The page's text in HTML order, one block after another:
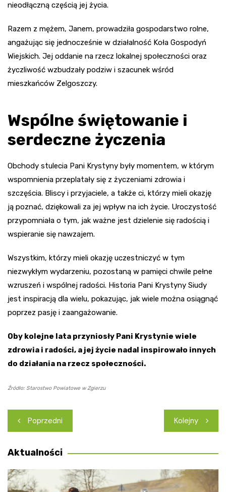
nieodłączną częścią jej życia.
Razem z mężem, Janem, prowadziła gospodarstwo rolne,
angażując się jednocześnie w działalność Koła Gospodyń
Wiejskich. Jej oddanie na rzecz lokalnej społeczności oraz
życzliwość wzbudzały podziw i szacunek wśród
mieszkańców Zelgoszczy.
Wspólne świętowanie i
serdeczne życzenia
Obchody stulecia Pani Krystyny były momentem, w którym
wspomnienia przeplatały się z życzeniami zdrowia i
szczęścia. Bliscy i przyjaciele, a także ci, którzy mieli okazję
ją poznać, dziękowali za jej wpływ na ich życie. Uroczystość
przypomniała o tym, jak ważne jest dzielenie się radością i
wspieranie się nawzajem.
Wszystkim, którzy mieli okazję uczestniczyć w tym
niezwykłym wydarzeniu, pozostaną w pamięci chwile pełne
wzruszeń i wspólnej radości. Historia Pani Krystyny Siudy
jest inspiracją dla wielu, pokazując, jak wiele można osiągnąć
poprzez pasję i zaangażowanie.
Oby kolejne lata przyniosły Pani Krystynie wiele
zdrowia i radości, a jej życie nadal inspirowało innych
do działania na rzecz społeczności.
Źródło: Starostwo Powiatowe w Zgierzu
Nawigacja
wpisu
Poprzedni Kolejny
Aktualności